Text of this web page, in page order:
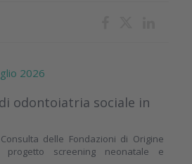
2026
odontoiatria sociale in
delle Fondazioni di Origine
progetto screening neonatale e